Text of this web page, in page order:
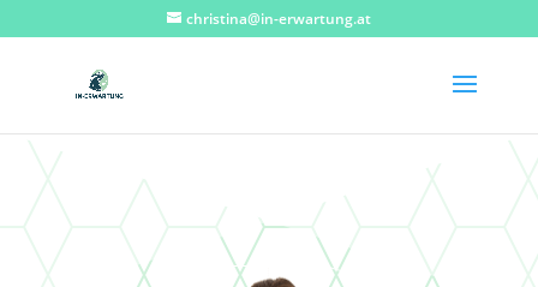
christina@in-erwartung.at